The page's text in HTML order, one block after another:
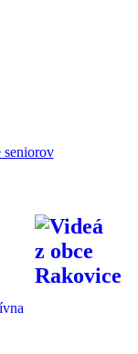
seniorov